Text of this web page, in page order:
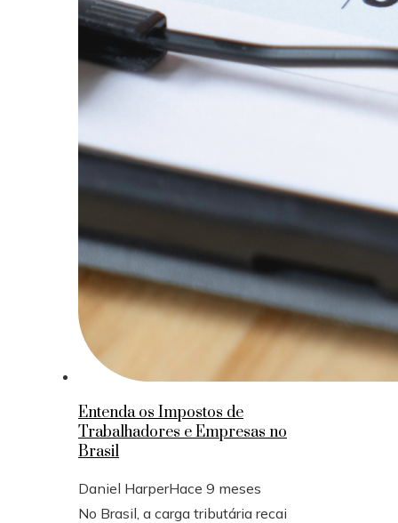
Entenda os Impostos de
Trabalhadores e Empresas no
Brasil
Daniel HarperHace 9 meses
No Brasil, a carga tributária recai